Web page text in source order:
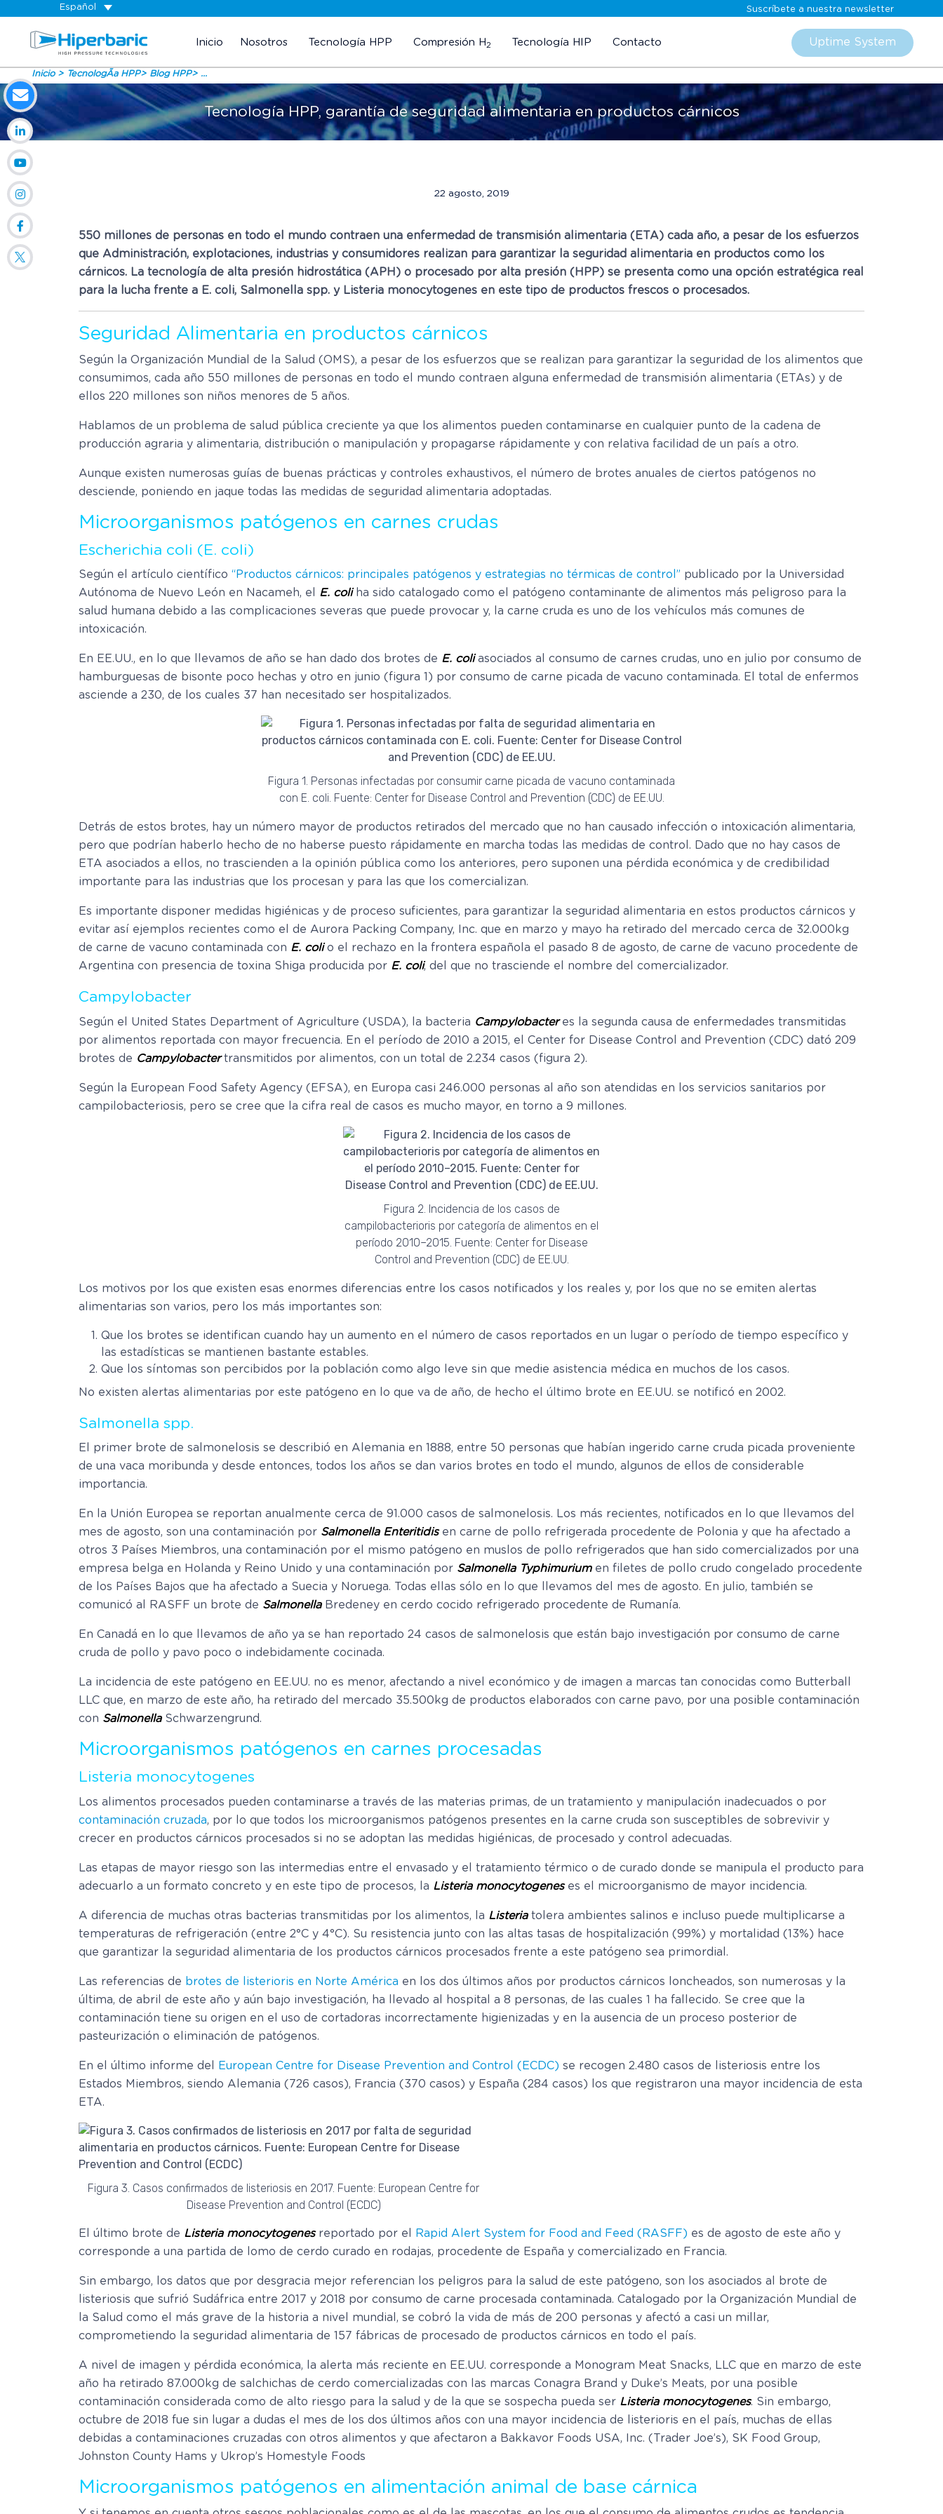
Español Suscríbete a nuestra newsletter
Inicio Nosotros Tecnología HPP Compresión H2 Tecnología HIP Contacto Uptime System
Inicio TecnologÃ­a HPP Blog HPP ...
Tecnología HPP, garantía de seguridad alimentaria en productos cárnicos
22 agosto, 2019
550 millones de personas en todo el mundo contraen una enfermedad de transmisión alimentaria (ETA) cada año, a pesar de los esfuerzos
que Administración, explotaciones, industrias y consumidores realizan para garantizar la seguridad alimentaria en productos como los
cárnicos. La tecnología de alta presión hidrostática (APH) o procesado por alta presión (HPP) se presenta como una opción estratégica real
para la lucha frente a E. coli, Salmonella spp. y Listeria monocytogenes en este tipo de productos frescos o procesados.
Seguridad Alimentaria en productos cárnicos
Según la Organización Mundial de la Salud (OMS), a pesar de los esfuerzos que se realizan para garantizar la seguridad de los alimentos que
consumimos, cada año 550 millones de personas en todo el mundo contraen alguna enfermedad de transmisión alimentaria (ETAs) y de
ellos 220 millones son niños menores de 5 años.
Hablamos de un problema de salud pública creciente ya que los alimentos pueden contaminarse en cualquier punto de la cadena de
producción agraria y alimentaria, distribución o manipulación y propagarse rápidamente y con relativa facilidad de un país a otro.
Aunque existen numerosas guías de buenas prácticas y controles exhaustivos, el número de brotes anuales de ciertos patógenos no
desciende, poniendo en jaque todas las medidas de seguridad alimentaria adoptadas.
Microorganismos patógenos en carnes crudas
Escherichia coli (E. coli)
Según el artículo científico “Productos cárnicos: principales patógenos y estrategias no térmicas de control” publicado por la Universidad
Autónoma de Nuevo León en Nacameh, el E. coli ha sido catalogado como el patógeno contaminante de alimentos más peligroso para la
salud humana debido a las complicaciones severas que puede provocar y, la carne cruda es uno de los vehículos más comunes de
intoxicación.
En EE.UU., en lo que llevamos de año se han dado dos brotes de E. coliasociados al consumo de carnes crudas, uno en julio por consumo de
hamburguesas de bisonte poco hechas y otro en junio (figura 1) por consumo de carne picada de vacuno contaminada. El total de enfermos
asciende a 230, de los cuales 37 han necesitado ser hospitalizados.
Figura 1. Personas infectadas por consumir carne picada de vacuno contaminada
con E. coli. Fuente: Center for Disease Control and Prevention (CDC) de EE.UU.
Detrás de estos brotes, hay un número mayor de productos retirados del mercado que no han causado infección o intoxicación alimentaria,
pero que podrían haberlo hecho de no haberse puesto rápidamente en marcha todas las medidas de control. Dado que no hay casos de
ETA asociados a ellos, no trascienden a la opinión pública como los anteriores, pero suponen una pérdida económica y de credibilidad
importante para las industrias que los procesan y para las que los comercializan.
Es importante disponer medidas higiénicas y de proceso suficientes, para garantizar la seguridad alimentaria en estos productos cárnicos y
evitar así ejemplos recientes como el de Aurora Packing Company, Inc. que en marzo y mayo ha retirado del mercado cerca de 32.000kg
de carne de vacuno contaminada con E. colio el rechazo en la frontera española el pasado 8 de agosto, de carne de vacuno procedente de
Argentina con presencia de toxina Shiga producida por E. coli, del que no trasciende el nombre del comercializador.
Campylobacter
Según el United States Department of Agriculture (USDA), la bacteria Campylobacteres la segunda causa de enfermedades transmitidas
por alimentos reportada con mayor frecuencia. En el período de 2010 a 2015, el Center for Disease Control and Prevention (CDC) dató 209
brotes de Campylobactertransmitidos por alimentos, con un total de 2.234 casos (figura 2).
Según la European Food Safety Agency (EFSA), en Europa casi 246.000 personas al año son atendidas en los servicios sanitarios por
campilobacteriosis, pero se cree que la cifra real de casos es mucho mayor, en torno a 9 millones.
Figura 2. Incidencia de los casos de
campilobacterioris por categoría de alimentos en el
período 2010–2015. Fuente: Center for Disease
Control and Prevention (CDC) de EE.UU.
Los motivos por los que existen esas enormes diferencias entre los casos notificados y los reales y, por los que no se emiten alertas
alimentarias son varios, pero los más importantes son:
Que los brotes se identifican cuando hay un aumento en el número de casos reportados en un lugar o período de tiempo específico y
las estadísticas se mantienen bastante estables.
Que los síntomas son percibidos por la población como algo leve sin que medie asistencia médica en muchos de los casos.
No existen alertas alimentarias por este patógeno en lo que va de año, de hecho el último brote en EE.UU. se notificó en 2002.
Salmonella spp.
El primer brote de salmonelosis se describió en Alemania en 1888, entre 50 personas que habían ingerido carne cruda picada proveniente
de una vaca moribunda y desde entonces, todos los años se dan varios brotes en todo el mundo, algunos de ellos de considerable
importancia.
En la Unión Europea se reportan anualmente cerca de 91.000 casos de salmonelosis. Los más recientes, notificados en lo que llevamos del
mes de agosto, son una contaminación por Salmonella Enteritidisen carne de pollo refrigerada procedente de Polonia y que ha afectado a
otros 3 Países Miembros, una contaminación por el mismo patógeno en muslos de pollo refrigerados que han sido comercializados por una
empresa belga en Holanda y Reino Unido y una contaminación por Salmonella Typhimuriumen filetes de pollo crudo congelado procedente
de los Países Bajos que ha afectado a Suecia y Noruega. Todas ellas sólo en lo que llevamos del mes de agosto. En julio, también se
comunicó al RASFF un brote de SalmonellaBredeney en cerdo cocido refrigerado procedente de Rumanía.
En Canadá en lo que llevamos de año ya se han reportado 24 casos de salmonelosis que están bajo investigación por consumo de carne
cruda de pollo y pavo poco o indebidamente cocinada.
La incidencia de este patógeno en EE.UU. no es menor, afectando a nivel económico y de imagen a marcas tan conocidas como Butterball
LLC que, en marzo de este año, ha retirado del mercado 35.500kg de productos elaborados con carne pavo, por una posible contaminación
con Salmonella Schwarzengrund.
Microorganismos patógenos en carnes procesadas
Listeria monocytogenes
Los alimentos procesados pueden contaminarse a través de las materias primas, de un tratamiento y manipulación inadecuados o por
contaminación cruzada, por lo que todos los microorganismos patógenos presentes en la carne cruda son susceptibles de sobrevivir y
crecer en productos cárnicos procesados si no se adoptan las medidas higiénicas, de procesado y control adecuadas.
Las etapas de mayor riesgo son las intermedias entre el envasado y el tratamiento térmico o de curado donde se manipula el producto para
adecuarlo a un formato concreto y en este tipo de procesos, la Listeria monocytogeneses el microorganismo de mayor incidencia.
A diferencia de muchas otras bacterias transmitidas por los alimentos, la Listeriatolera ambientes salinos e incluso puede multiplicarse a
temperaturas de refrigeración (entre 2°C y 4°C). Su resistencia junto con las altas tasas de hospitalización (99%) y mortalidad (13%) hace
que garantizar la seguridad alimentaria de los productos cárnicos procesados frente a este patógeno sea primordial.
Las referencias de brotes de listerioris en Norte América en los dos últimos años por productos cárnicos loncheados, son numerosas y la
última, de abril de este año y aún bajo investigación, ha llevado al hospital a 8 personas, de las cuales 1 ha fallecido. Se cree que la
contaminación tiene su origen en el uso de cortadoras incorrectamente higienizadas y en la ausencia de un proceso posterior de
pasteurización o eliminación de patógenos.
En el último informe del European Centre for Disease Prevention and Control (ECDC) se recogen 2.480 casos de listeriosis entre los
Estados Miembros, siendo Alemania (726 casos), Francia (370 casos) y España (284 casos) los que registraron una mayor incidencia de esta
ETA.
Figura 3. Casos confirmados de listeriosis en 2017. Fuente: European Centre for
Disease Prevention and Control (ECDC)
El último brote de Listeria monocytogenesreportado por el Rapid Alert System for Food and Feed (RASFF) es de agosto de este año y
corresponde a una partida de lomo de cerdo curado en rodajas, procedente de España y comercializado en Francia.
Sin embargo, los datos que por desgracia mejor referencian los peligros para la salud de este patógeno, son los asociados al brote de
listeriosis que sufrió Sudáfrica entre 2017 y 2018 por consumo de carne procesada contaminada. Catalogado por la Organización Mundial de
la Salud como el más grave de la historia a nivel mundial, se cobró la vida de más de 200 personas y afectó a casi un millar,
comprometiendo la seguridad alimentaria de 157 fábricas de procesado de productos cárnicos en todo el país.
A nivel de imagen y pérdida económica, la alerta más reciente en EE.UU. corresponde a Monogram Meat Snacks, LLC que en marzo de este
año ha retirado 87.000kg de salchichas de cerdo comercializadas con las marcas Conagra Brand y Duke’s Meats, por una posible
contaminación considerada como de alto riesgo para la salud y de la que se sospecha pueda ser Listeria monocytogenes. Sin embargo,
octubre de 2018 fue sin lugar a dudas el mes de los dos últimos años con una mayor incidencia de listerioris en el país, muchas de ellas
debidas a contaminaciones cruzadas con otros alimentos y que afectaron a Bakkavor Foods USA, Inc. (Trader Joe’s), SK Food Group,
Johnston County Hams y Ukrop’s Homestyle Foods
Microorganismos patógenos en alimentación animal de base cárnica